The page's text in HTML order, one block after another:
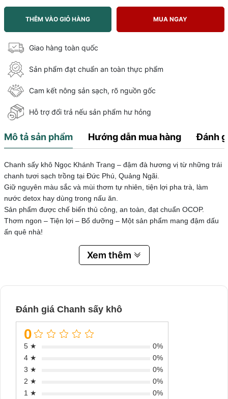
THÊM VÀO GIỎ HÀNG MUA NGAY
Giao hàng toàn quốc
Sản phẩm đạt chuẩn an toàn thực phẩm
Cam kết nông sản sạch, rõ nguồn gốc
Hỗ trợ đổi trả nếu sản phẩm hư hỏng
Mô tả sản phẩm Hướng dẫn mua hàng Đánh
Chanh sấy khô Ngọc Khánh Trang – đậm đà hương vị từ những trái
chanh tươi sạch trồng tại Đức Phú, Quảng Ngãi.
Giữ nguyên màu sắc và mùi thơm tự nhiên, tiện lợi pha trà, làm
nước detox hay dùng trong nấu ăn.
Sản phẩm được chế biến thủ công, an toàn, đạt chuẩn OCOP.
Thơm ngon – Tiện lợi – Bổ dưỡng – Một sản phẩm mang đậm dấu
ấn quê nhà!
Xem thêm
Đánh giá Chanh sấy khô
0
5 ★
0%
4 ★
0%
3 ★
0%
2 ★
0%
1 ★
0%